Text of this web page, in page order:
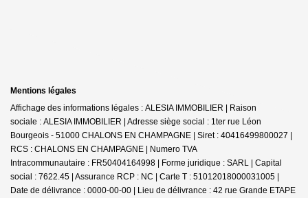
Mentions légales
Affichage des informations légales : ALESIA IMMOBILIER | Raison
sociale : ALESIA IMMOBILIER | Adresse siège social : 1ter rue Léon
Bourgeois - 51000 CHALONS EN CHAMPAGNE | Siret : 40416499800027 |
RCS : CHALONS EN CHAMPAGNE | Numero TVA
Intracommunautaire : FR50404164998 | Forme juridique : SARL | Capital
social : 7622.45 | Assurance RCP : NC | Carte T : 51012018000031005 |
Date de délivrance : 0000-00-00 | Lieu de délivrance : 42 rue Grande ETAPE